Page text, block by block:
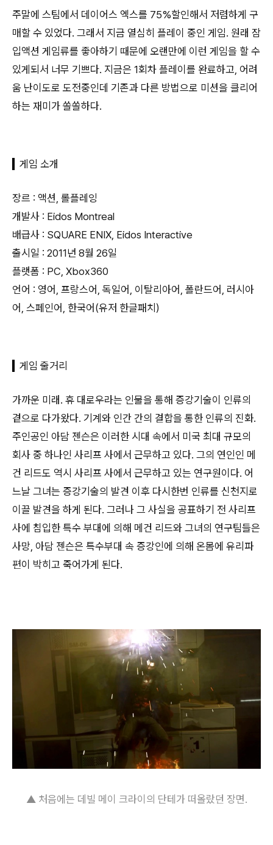
주말에 스팀에서 데이어스 엑스를 75%할인해서 저렴하게 구
매할 수 있었다. 그래서 지금 열심히 플레이 중인 게임. 원래 잠
입액션 게임류를 좋아하기 때문에 오랜만에 이런 게임을 할 수
있게되서 너무 기쁘다. 지금은 1회차 플레이를 완료하고, 어려
움 난이도로 도전중인데 기존과 다른 방법으로 미션을 클리어
하는 재미가 쏠쏠하다.
게임 소개
장르 : 액션, 롤플레잉
개발사 : Eidos Montreal
배급사 : SQUARE ENIX, Eidos Interactive
출시일 : 2011년 8월 26일
플랫폼 : PC, Xbox360
언어 : 영어, 프랑스어, 독일어, 이탈리아어, 폴란드어, 러시아
어, 스페인어, 한국어(유저 한글패치)
게임 줄거리
가까운 미래. 휴 대로우라는 인물을 통해 증강기술이 인류의
곁으로 다가왔다. 기계와 인간 간의 결합을 통한 인류의 진화.
주인공인 아담 젠슨은 이러한 시대 속에서 미국 최대 규모의
회사 중 하나인 사리프 사에서 근무하고 있다. 그의 연인인 메
건 리드도 역시 사리프 사에서 근무하고 있는 연구원이다. 어
느날 그녀는 증강기술의 발견 이후 다시한번 인류를 신천지로
이끌 발견을 하게 된다. 그러나 그 사실을 공표하기 전 사리프
사에 침입한 특수 부대에 의해 메건 리드와 그녀의 연구팀들은
사망, 아담 젠슨은 특수부대 속 증강인에 의해 온몸에 유리파
편이 박히고 죽어가게 된다.
▲ 처음에는 데빌 메이 크라이의 단테가 떠올랐던 장면.